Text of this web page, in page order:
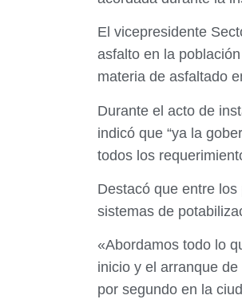
El vicepresidente
asfalto en la
materia de asfaltado
Durante el acto de
indicó que “ya la
todos los
Destacó que entre
sistemas de
«Abordamos todo lo
inicio y el arranque
por segundo en la